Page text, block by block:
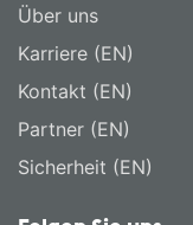
Über uns
Karriere (EN)
Kontakt (EN)
Partner (EN)
Sicherheit (EN)